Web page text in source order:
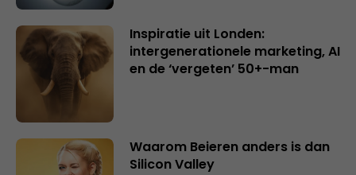
Inspiratie uit Londen:
intergenerationele marketing, AI
en de ‘vergeten’ 50+-man
Waarom Beieren anders is dan
Silicon Valley